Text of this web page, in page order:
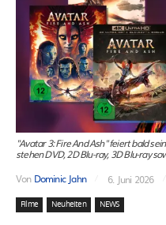
"Avatar 3: Fire And Ash" feiert bald
stehen DVD, 2D Blu-ray, 3D Blu-ray
Von Dominic Jahn 6. Juni 2026
Filme Neuheiten NEWS